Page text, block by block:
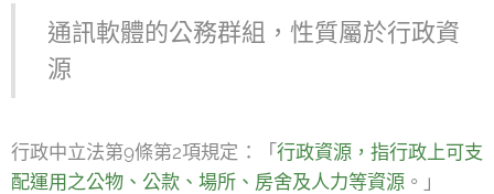
通訊軟體的公務群組，性質屬於行政資
源
行政中立法第9條第2項規定：「 行政資源，指行政上可支
配運用之公物、公款、場所、房舍及人力等資源 。」